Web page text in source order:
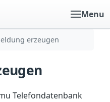
Menu
erzeugen
Telefondatenbank